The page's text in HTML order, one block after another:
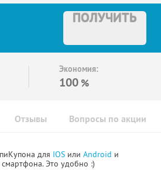
ПОЛУЧИТЬ
Экономия:
100 %
Отзывы Вопросы по акции
для IOS или Android и
Это удобно :)